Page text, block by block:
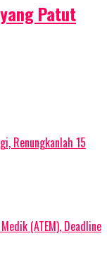
Patut
Renungkanlah 15
(ATEM), Deadline